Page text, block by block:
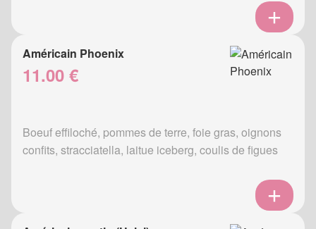
Américain Phoenix
11.00 €
Boeuf effiloché, pommes de terre, foie gras, oignons
confits, stracciatella, laitue iceberg, coulis de figues